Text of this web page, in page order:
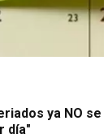
ya NO se
día"